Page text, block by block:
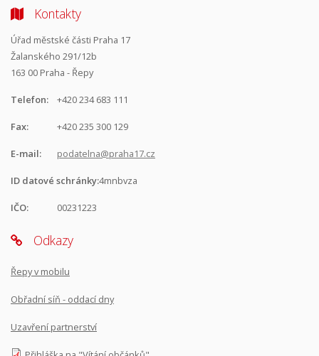
Kontakty
Úřad městské části Praha 17
Žalanského 291/12b
163 00 Praha - Řepy
Telefon: +420 234 683 111
Fax: +420 235 300 129
E-mail: podatelna@praha17.cz
ID datové schránky:4mnbvza
IČO: 00231223
Odkazy
Řepy v mobilu
Obřadní síň - oddací dny
Uzavření partnerství